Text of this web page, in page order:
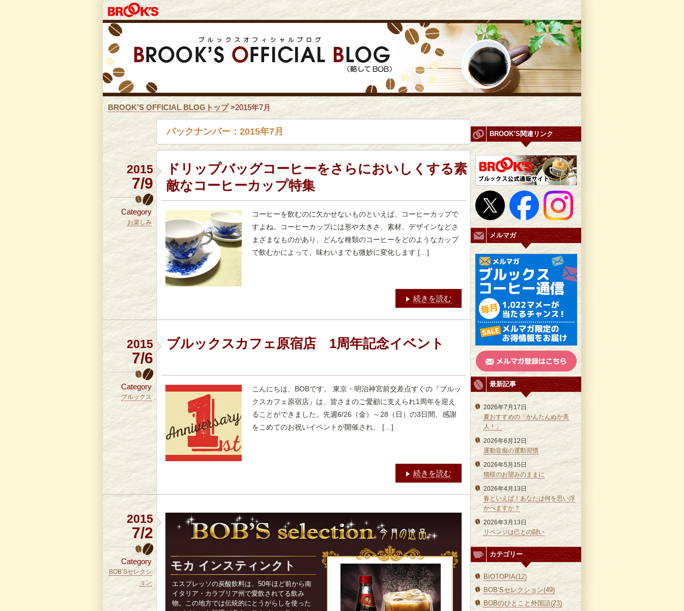
BROOK’S OFFICIAL BLOGトップ>2015年7月
バックナンバー：2015年7月
2015
7/9
Category
お楽しみ
ドリップバッグコーヒーをさらにおいしくする素
敵なコーヒーカップ特集
コーヒーを飲むのに欠かせないものといえば、コーヒーカップで
すよね。コーヒーカップには形や大きさ、素材、デザインなどさ
まざまなものがあり、どんな種類のコーヒーをどのようなカップ
で飲むかによって、味わいまでも微妙に変化します […]
続きを読む
2015
7/6
Category
ブルックス
ブルックスカフェ原宿店 1周年記念イベント
こんにちは、BOBです。 東京・明治神宮前交差点すぐの『ブルッ
クスカフェ原宿店』は、皆さまのご愛顧に支えられ1周年を迎え
ることができました。先週6/26（金）～28（日）の3日間、感謝
をこめてのお祝いイベントが開催され、 […]
続きを読む
2015
7/2
Category
BOB’Sセレクシ
ョン
モカ インスティンクト
エスプレッソの炭酸飲料は、50年ほど前から南
イタリア・カラブリア州で愛飲されてる飲み
物。この地方では伝統的にとうがらしを使った
BROOK’S関連リンク
メルマガ
最新記事
2026年7月17日
夏おすすめの「かんたんぬか美
人！」
2026年6月12日
運動音痴の運動習慣
2026年5月15日
猫様のお望みのままに
2026年4月13日
春といえば！あなたは何を思い浮
かべますか？
2026年3月13日
リベンジは己との闘い
カテゴリー
BIOTOPIA(12)
BOB’Sセレクション(49)
BOBのひとこと外国語(23)